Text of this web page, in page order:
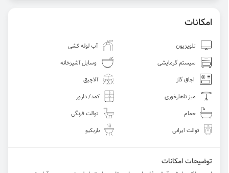
امکانات
تلویزیون
آب لوله کشی
سیستم گرمایشی
وسایل آشپزخانه
اجاق گاز
آلاچیق
میز ناهارخوری
کمد/ دارور
حمام
توالت فرنگی
توالت ایرانی
باربکیو
توضیحات امکانات